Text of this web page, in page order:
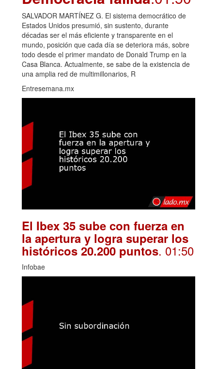
SALVADOR MARTÍNEZ G. El sistema democrático de
Estados Unidos presumió, sin sustento, durante
décadas ser el más eficiente y transparente en el
mundo, posición que cada día se deteriora más, sobre
todo desde el primer mandato de Donald Trump en la
Casa Blanca. Actualmente, se sabe de la existencia de
una amplia red de multimillonarios, R
Entresemana.mx
El Ibex 35 sube con fuerza en
la apertura y logra superar los
históricos 20.200 puntos. 01:50
Infobae